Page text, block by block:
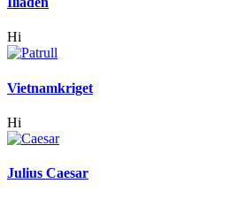
Hi
Vietnamkriget
Hi
Julius Caesar